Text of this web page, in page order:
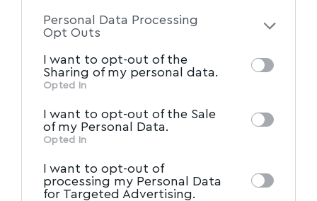
of the further disclosure of your personal
of downstream participants. This
information may also be disclosed by us to
Participantsthat may further disclose it to
other third parties.
Personal Data Processing
Opt Outs
I want to opt-out of the
Sharing of my personal data.
Opted In
I want to opt-out of the Sale
of my Personal Data.
Opted In
I want to opt-out of
processing my Personal Data
for Targeted Advertising.